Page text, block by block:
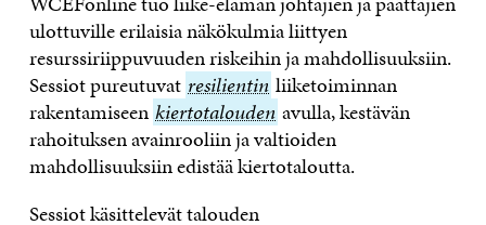
V
A
T
U
U
U
D
S
A
U
U
U
U
D
E
S
V
A
T
U
U
U
U
D
S
A
V
A
U
T
U
U
U
U
L
I
N
K
K
I
ulottuville erilaisia näkökulmia liittyen
resurssiriippuvuuden riskeihin ja mahdollisuuksiin.
Sessiot pureutuvat resilientin
resilientin liiketoiminnan
rakentamiseen kiertotalouden
kiertotalouden avulla, kestävän
rahoituksen avainrooliin ja valtioiden
mahdollisuuksiin edistää kiertotaloutta.
Sessiot käsittelevät talouden